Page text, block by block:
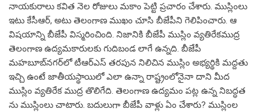
నాయకురాలు కవిత నెల రోజులు మకాం పెట్టి ప్రచారం చేశారు. ముస్లింలు
ఇటు కేసీఆర్, అటు తెలంగాణ ముఖం చూసి బీజేపీని గెలిపించారు. ఆ
విషయాన్ని బీజేపీ విస్మరించింది. నిజానికి బీజేపీ ముస్లిం వ్యతిరేకముద్ర
తెలంగాణ ఉద్యమకారులకు గుదిబండ లాగే ఉన్నది. బీజేపీ
మహబూబ్‌నగర్‌లో టీఆర్‌ఎస్ తరపున నిలిచిన ముస్లిం అభ్యర్థికి మద్దతు
ఇచ్చి ఉంటే జాతీయస్థాయిలో ఎలా ఉన్నా రాష్ట్రంలోనైనా దాని మీద
ముస్లిం వ్యతిరేక ముద్ర తొలిగేది. తెలంగాణ ఉద్యమం పట్ల ఉన్న నిబద్ధత
ను ముస్లింలు చాటారు. బదులుగా బీజేపీ వాళ్లు ఏం చేశారు? ముస్లింల